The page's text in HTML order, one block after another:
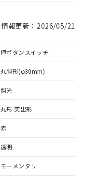
情報更新：2026/05/21
押ボタンスイッチ
丸胴形(φ30mm)
照光
丸形 突出形
赤
透明
モーメンタリ